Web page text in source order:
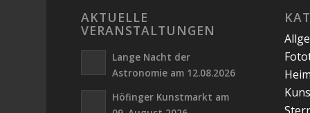
AKTUELLE
VERANSTALTUNGEN
Lange Nacht der
Astronomie am 12.08.2026
Höfinger Kunstmarkt am